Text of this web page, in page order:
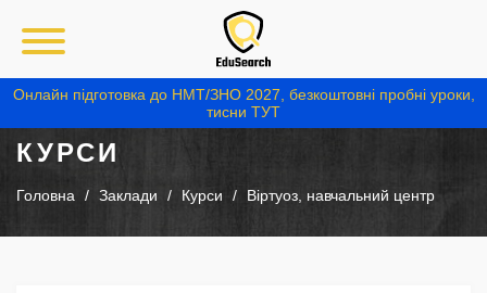
Онлайн підготовка до НМТ/ЗНО 2027, безкоштовні пробні уроки,
тисни ТУТ
КУРСИ
Головна Заклади Курси Віртуоз, навчальний центр